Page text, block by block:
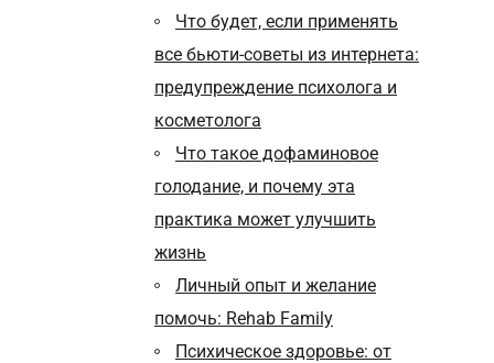
Что будет, если применять
все бьюти-советы из интернета:
предупреждение психолога и
косметолога
Что такое дофаминовое
голодание, и почему эта
практика может улучшить
жизнь
Личный опыт и желание
помочь: Rehab Family
Психическое здоровье: от